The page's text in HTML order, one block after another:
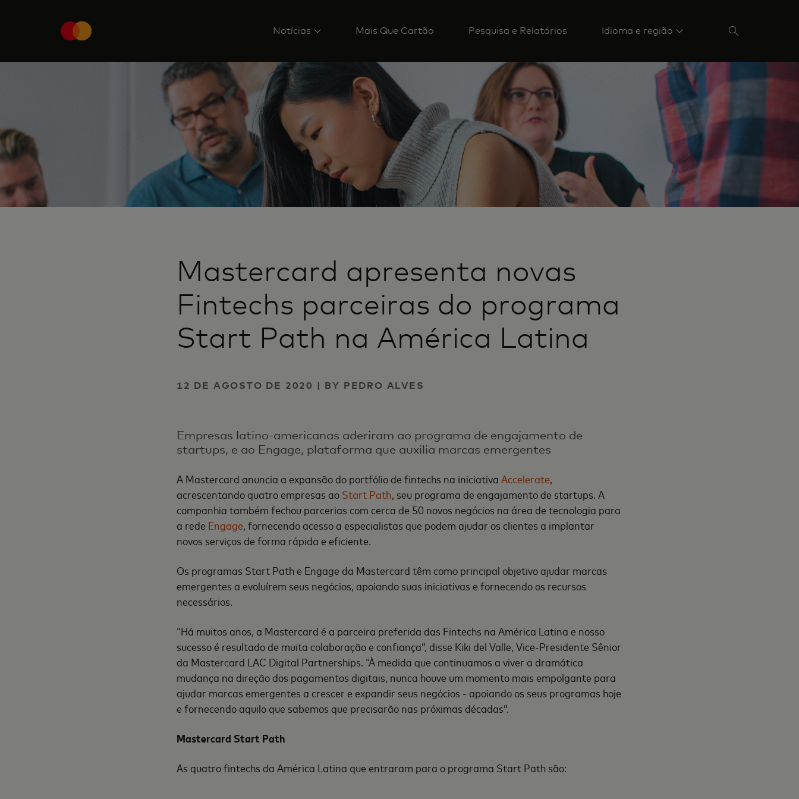
Notícias Mais Que Cartão Pesquisa e Relatórios Idioma e região
Mastercard apresenta novas
Fintechs parceiras do programa
Start Path na América Latina
12 DE AGOSTO DE 2020 | BY PEDRO ALVES
Empresas latino-americanas aderiram ao programa de engajamento de
startups, e ao Engage, plataforma que auxilia marcas emergentes
A Mastercard anuncia a expansão do portfólio de fintechs na iniciativa Accelerate,
acrescentando quatro empresas ao Start Path, seu programa de engajamento de startups. A
companhia também fechou parcerias com cerca de 50 novos negócios na área de tecnologia para
a rede Engage, fornecendo acesso a especialistas que podem ajudar os clientes a implantar
novos serviços de forma rápida e eficiente.
Os programas Start Path e Engage da Mastercard têm como principal objetivo ajudar marcas
emergentes a evoluírem seus negócios, apoiando suas iniciativas e fornecendo os recursos
necessários.
“Há muitos anos, a Mastercard é a parceira preferida das Fintechs na América Latina e nosso
sucesso é resultado de muita colaboração e confiança”, disse Kiki del Valle, Vice-Presidente Sênior
da Mastercard LAC Digital Partnerships. “À medida que continuamos a viver a dramática
mudança na direção dos pagamentos digitais, nunca houve um momento mais empolgante para
ajudar marcas emergentes a crescer e expandir seus negócios - apoiando os seus programas hoje
e fornecendo aquilo que sabemos que precisarão nas próximas décadas”.
Mastercard Start Path
As quatro fintechs da América Latina que entraram para o programa Start Path são: